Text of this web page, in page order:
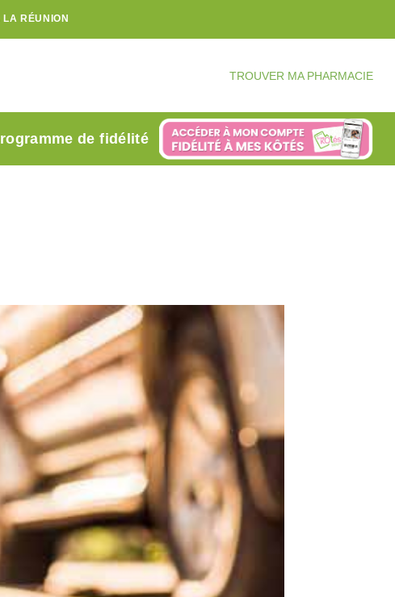
RÉUNION
TROUVER MA PHARMACIE
de fidélité